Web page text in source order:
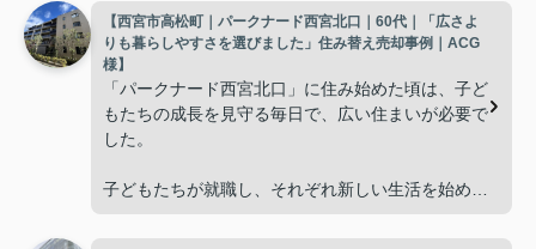
【西宮市高松町｜パークナード西宮北口｜60代｜「広さよ
りも暮らしやすさを選びました」住み替え売却事例｜ACG
様】
「パークナード西宮北口」に住み始めた頃は、子ど
もたちの成長を見守る毎日で、広い住まいが必要で
した。
子どもたちが就職し、それぞれ新しい生活を始める